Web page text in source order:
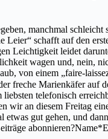
manchmal
Leier“ schafft auf den
Leichtigkeit leidet
wagen und, nein,
von einem „faire-
freche Marienkäfer
telefonisch
wir an diesem Freitag
etwas gut gehen, und